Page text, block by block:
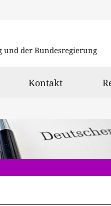
und der Bundesregierung
Kontakt